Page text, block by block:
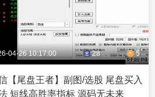
04-26 10:17:00 28 5
【尾盘王者】副图/选股 尾盘买入
短线高胜率指标 源码无未来